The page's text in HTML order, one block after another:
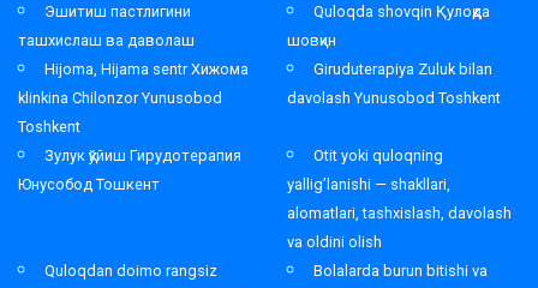
Эшитиш пастлигини
ташхислаш ва даволаш
Quloqda shovqin Қулоқда
шовқин
Hijoma, Hijama sentr Хижома
klinkina Chilonzor Yunusobod
Toshkent
Giruduterapiya Zuluk bilan
davolash Yunusobod Toshkent
Зулук қўйиш Гирудотерапия
Юнусобод Тошкент
Otit yoki quloqning
yallig’lanishi — shakllari,
alomatlari, tashxislash, davolash
va oldini olish
Quloqdan doimo rangsiz
Bolalarda burun bitishi va